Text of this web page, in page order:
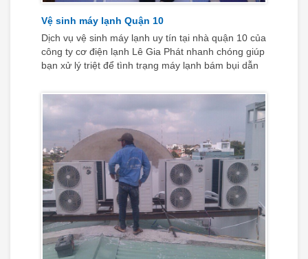
Vệ sinh máy lạnh Quận 10
Dịch vụ vệ sinh máy lạnh uy tín tại nhà quận 10 của
công ty cơ điện lạnh Lê Gia Phát nhanh chóng giúp
bạn xử lý triệt để tình trạng máy lạnh bám bụi dẫn
khó chịu, theo đó là khả năng làm lạnh yếu và rất
tốn điện